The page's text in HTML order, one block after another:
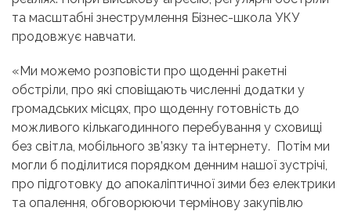
та масштабні знеструмлення Бізнес-школа УКУ
продовжує навчати.
«Ми можемо розповісти про щоденні ракетні
обстріли, про які сповіщають численні додатки у
громадських місцях, про щоденну готовність до
можливого кількагодинного перебування у сховищі
без світла, мобільного зв’язку та інтернету. Потім ми
могли б поділитися порядком денним нашої зустрічі,
про підготовку до апокаліптичної зими без електрики
та опалення, обговорюючи термінову закупівлю